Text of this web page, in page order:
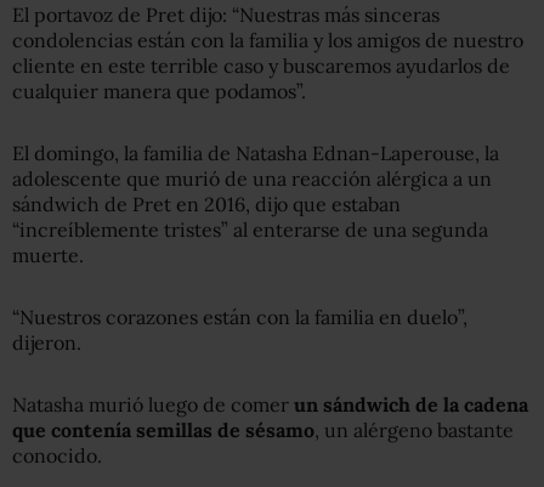
El portavoz de Pret dijo: “Nuestras más sinceras
condolencias están con la familia y los amigos de nuestro
cliente en este terrible caso y buscaremos ayudarlos de
cualquier manera que podamos”.
El domingo, la familia de Natasha Ednan-Laperouse, la
adolescente que murió de una reacción alérgica a un
sándwich de Pret en 2016, dijo que estaban
“increíblemente tristes” al enterarse de una segunda
muerte.
“Nuestros corazones están con la familia en duelo”,
dijeron.
Natasha murió luego de comer un sándwich de la cadena
que contenía semillas de sésamo , un alérgeno bastante
conocido.